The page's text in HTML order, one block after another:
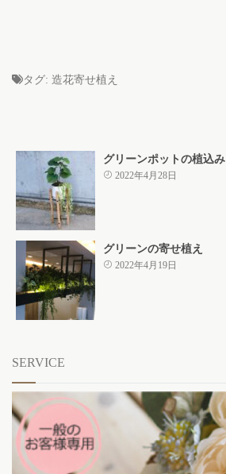
タグ: 造花寄せ植え
グリーンポットの植込み
2022年4月28日
グリーンの寄せ植え
2022年4月19日
SERVICE